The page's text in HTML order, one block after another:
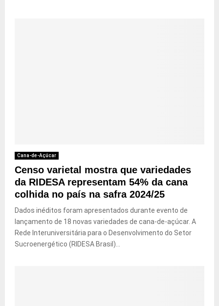
Cana-de-Açúcar
Censo varietal mostra que variedades
da RIDESA representam 54% da cana
colhida no país na safra 2024/25
Dados inéditos foram apresentados durante evento de
lançamento de 18 novas variedades de cana-de-açúcar. A
Rede Interuniversitária para o Desenvolvimento do Setor
Sucroenergético (RIDESA Brasil)...